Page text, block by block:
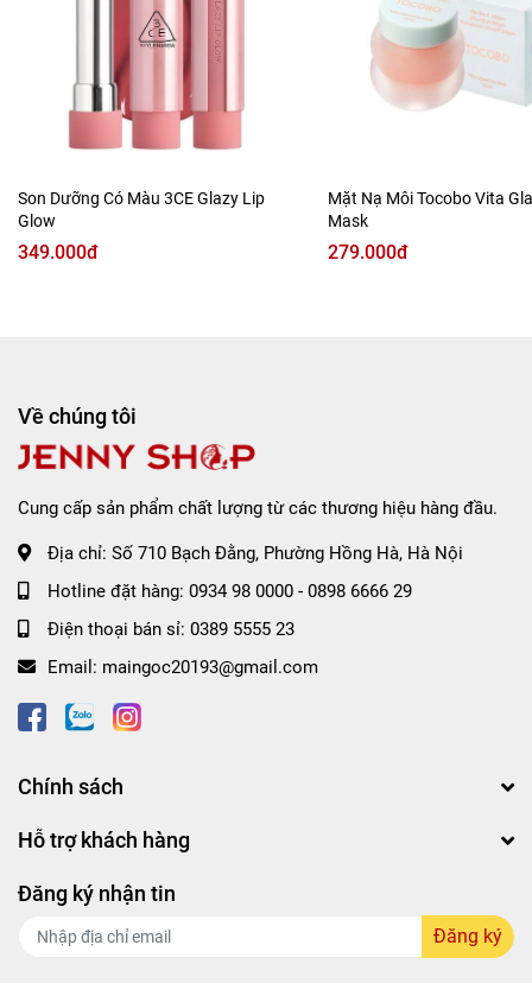
#01 Shine Mustcat Jam
#03 Peach Jam: hồng đào
#05 Watermelon Jam
#06 Cherry Jam: đỏ anh đào
Son Dưỡng Có Màu 3CE Glazy Lip
Glow
349.000đ
Mặt Nạ Môi Tocobo Vita
Mask
279.000đ
Về chúng tôi
Cung cấp sản phẩm chất lượng từ các thương hiệu hàng đầu.
Địa chỉ: Số 710 Bạch Đằng, Phường Hồng Hà, Hà Nội
Hotline đặt hàng: 0934 98 0000 - 0898 6666 29
Điện thoại bán sỉ: 0389 5555 23
Email: maingoc20193@gmail.com
Chính sách
Hỗ trợ khách hàng
Đăng ký nhận tin
Đăng ký